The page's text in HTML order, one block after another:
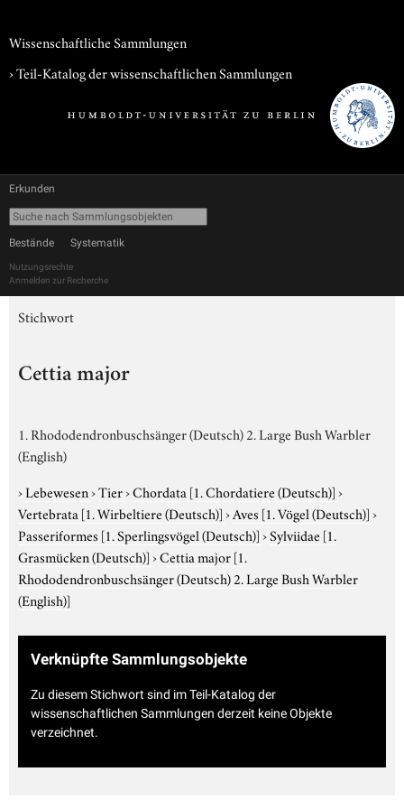
Wissenschaftliche Sammlungen
› Teil-Katalog der wissenschaftlichen Sammlungen
Erkunden
Bestände Systematik
Nutzungsrechte
Anmelden zur Recherche
Stichwort
Cettia major
1. Rhododendronbuschsänger (Deutsch) 2. Large Bush Warbler
(English)
›Lebewesen›Tier›Chordata [1. Chordatiere (Deutsch)]›
Vertebrata [1. Wirbeltiere (Deutsch)]›Aves [1. Vögel (Deutsch)]›
Passeriformes [1. Sperlingsvögel (Deutsch)]›Sylviidae [1.
Grasmücken (Deutsch)]›Cettia major[1.
Rhododendronbuschsänger (Deutsch) 2. Large Bush Warbler
(English)]
Verknüpfte Sammlungsobjekte
Zu diesem Stichwort sind im Teil-Katalog der
wissenschaftlichen Sammlungen derzeit keine Objekte
verzeichnet.